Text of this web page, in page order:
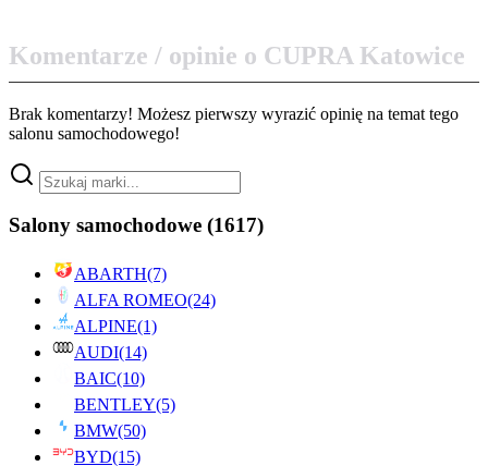
Komentarze / opinie o CUPRA Katowice
Brak komentarzy! Możesz pierwszy wyrazić opinię na temat tego
salonu samochodowego!
Salony samochodowe (1617)
ABARTH(7)
ALFA ROMEO(24)
ALPINE(1)
AUDI(14)
BAIC(10)
BENTLEY(5)
BMW(50)
BYD(15)